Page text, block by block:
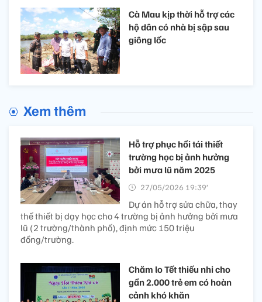
Cà Mau kịp thời hỗ trợ các
hộ dân có nhà bị sập sau
giông lốc
Xem thêm
Hỗ trợ phục hồi tái thiết
trường học bị ảnh hưởng
bởi mưa lũ năm 2025
27/05/2026 19:39’
Dự án hỗ trợ sửa chữa, thay
thế thiết bị dạy học cho 4 trường bị ảnh hưởng bởi mưa
lũ (2 trường/thành phố), định mức 150 triệu
đồng/trường.
Chăm lo Tết thiếu nhi cho
gần 2.000 trẻ em có hoàn
cảnh khó khăn